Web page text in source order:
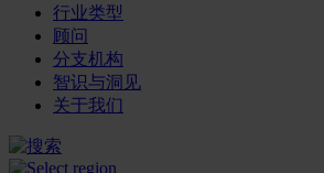
行业类型
顾问
分支机构
智识与洞见
关于我们